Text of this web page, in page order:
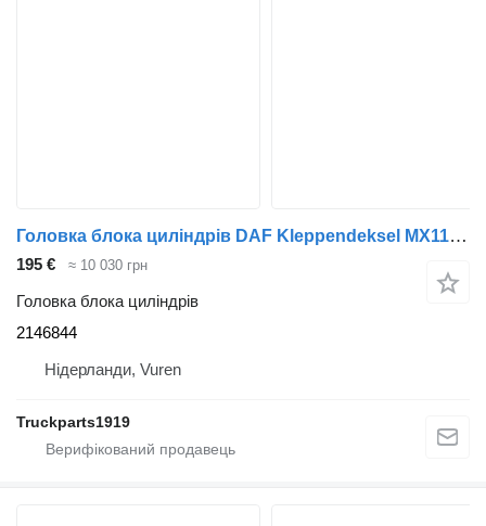
Головка блока циліндрів DAF Kleppendeksel MX11 2146844 до вантажівки
195 € ≈ 10 030 грн
Головка блока циліндрів
2146844
Нідерланди, Vuren
Truckparts1919